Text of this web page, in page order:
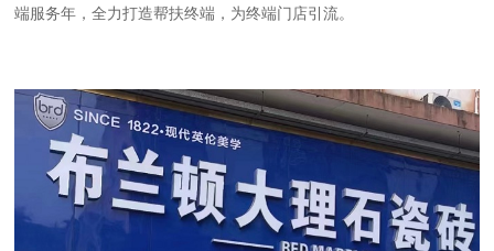
端服务年，全力打造帮扶终端，为终端门店引流。